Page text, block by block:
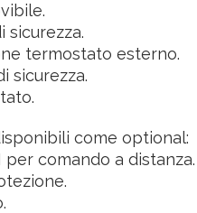
sicurezza.
termostato esterno.
sicurezza.
come optional:
per comando a distanza.